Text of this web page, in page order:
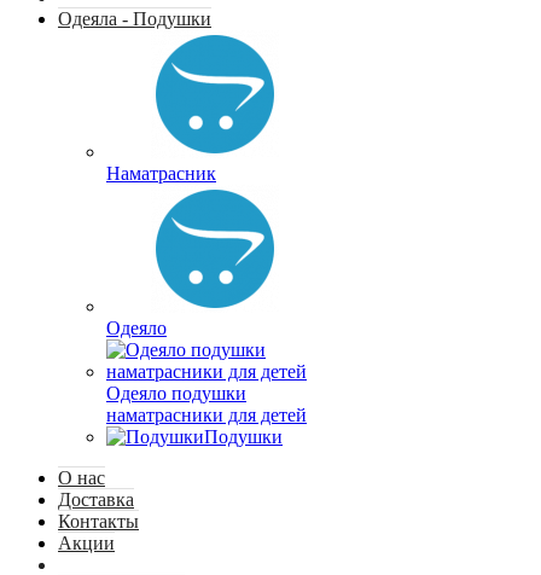
Одеяла - Подушки
Наматрасник
Одеяло
Одеяло подушки
наматрасники для детей
Подушки
О нас
Доставка
Контакты
Акции